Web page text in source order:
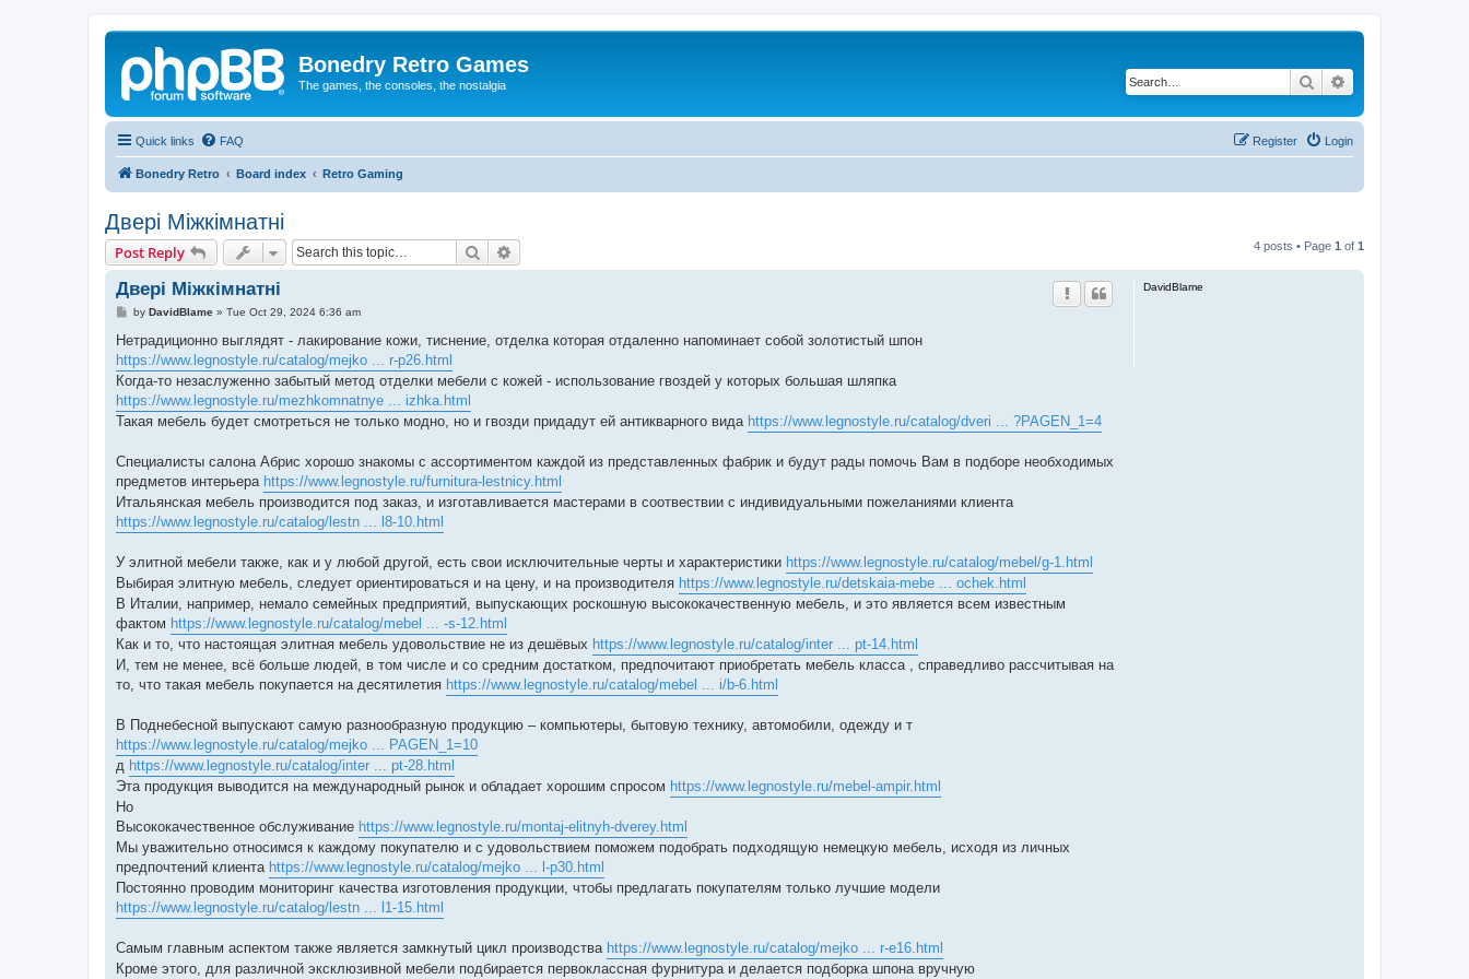
Bonedry Retro Games
The games, the consoles, the nostalgia Search
Quick links FAQ Login
Register
Bonedry Retro Board index Retro Gaming
Двері Міжкімнатні
Post Reply Search 4 posts • Page 1 of 1
DavidBlame
Двері Міжкімнатні
P
s
by DavidBlame» Tue Oct 29, 2024 6:36 am
Нетрадиционно выглядят - лакирование кожи, тиснение, отделка которая отдаленно напоминает собой золотистый шпон
https://www.legnostyle.ru/catalog/mejko ... r-p26.html
Когда-то незаслуженно забытый метод отделки мебели с кожей - использование гвоздей у которых большая шляпка
https://www.legnostyle.ru/mezhkomnatnye ... izhka.html
Такая мебель будет смотреться не только модно, но и гвозди придадут ей антикварного вида https://www.legnostyle.ru/catalog/dveri ... ?PAGEN_1=4
Специалисты салона Абрис хорошо знакомы с ассортиментом каждой из представленных фабрик и будут рады помочь Вам в подборе необходимых
предметов интерьера https://www.legnostyle.ru/furnitura-lestnicy.html
Итальянская мебель производится под заказ, и изготавливается мастерами в соотвествии с индивидуальными пожеланиями клиента
https://www.legnostyle.ru/catalog/lestn ... l8-10.html
У элитной мебели также, как и у любой другой, есть свои исключительные черты и характеристики https://www.legnostyle.ru/catalog/mebel/g-1.html
Выбирая элитную мебель, следует ориентироваться и на цену, и на производителя https://www.legnostyle.ru/detskaia-mebe ... ochek.html
В Италии, например, немало семейных предприятий, выпускающих роскошную высококачественную мебель, и это является всем известным
фактом https://www.legnostyle.ru/catalog/mebel ... -s-12.html
Как и то, что настоящая элитная мебель удовольствие не из дешёвых https://www.legnostyle.ru/catalog/inter ... pt-14.html
И, тем не менее, всё больше людей, в том числе и со средним достатком, предпочитают приобретать мебель класса , справедливо рассчитывая на
то, что такая мебель покупается на десятилетия https://www.legnostyle.ru/catalog/mebel ... i/b-6.html
В Поднебесной выпускают самую разнообразную продукцию – компьютеры, бытовую технику, автомобили, одежду и т
https://www.legnostyle.ru/catalog/mejko ... PAGEN_1=10
д https://www.legnostyle.ru/catalog/inter ... pt-28.html
Эта продукция выводится на международный рынок и обладает хорошим спросом https://www.legnostyle.ru/mebel-ampir.html
Но
Высококачественное обслуживание https://www.legnostyle.ru/montaj-elitnyh-dverey.html
Мы уважительно относимся к каждому покупателю и с удовольствием поможем подобрать подходящую немецкую мебель, исходя из личных
предпочтений клиента https://www.legnostyle.ru/catalog/mejko ... l-p30.html
Постоянно проводим мониторинг качества изготовления продукции, чтобы предлагать покупателям только лучшие модели
https://www.legnostyle.ru/catalog/lestn ... l1-15.html
Самым главным аспектом также является замкнутый цикл производства https://www.legnostyle.ru/catalog/mejko ... r-e16.html
Кроме этого, для различной эксклюзивной мебели подбирается первоклассная фурнитура и делается подборка шпона вручную